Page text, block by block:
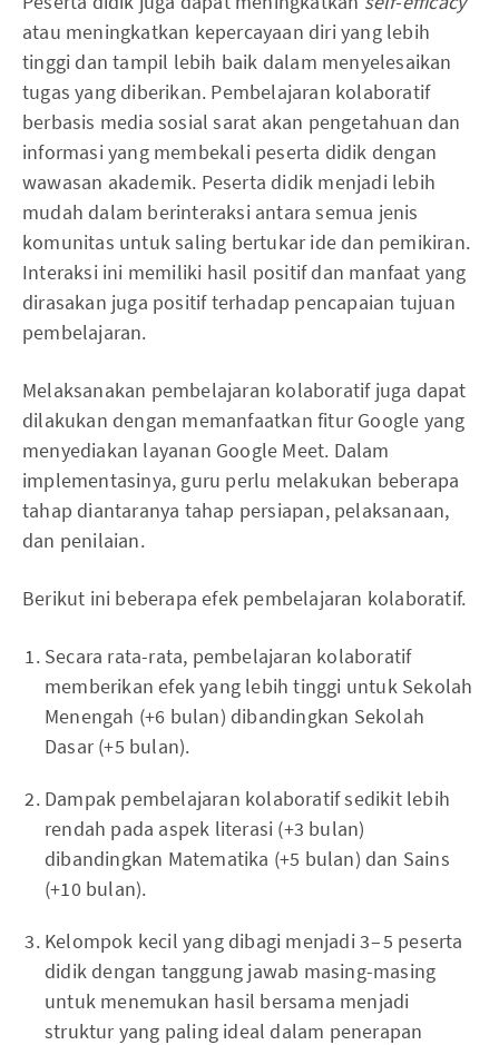
atau meningkatkan kepercayaan diri yang lebih
tinggi dan tampil lebih baik dalam menyelesaikan
tugas yang diberikan. Pembelajaran kolaboratif
berbasis media sosial sarat akan pengetahuan dan
informasi yang membekali peserta didik dengan
wawasan akademik. Peserta didik menjadi lebih
mudah dalam berinteraksi antara semua jenis
komunitas untuk saling bertukar ide dan pemikiran.
Interaksi ini memiliki hasil positif dan manfaat yang
dirasakan juga positif terhadap pencapaian tujuan
pembelajaran.
Melaksanakan pembelajaran kolaboratif juga dapat
dilakukan dengan memanfaatkan fitur Google yang
menyediakan layanan Google Meet. Dalam
implementasinya, guru perlu melakukan beberapa
tahap diantaranya tahap persiapan, pelaksanaan,
dan penilaian.
Berikut ini beberapa efek pembelajaran kolaboratif.
Secara rata-rata, pembelajaran kolaboratif
memberikan efek yang lebih tinggi untuk Sekolah
Menengah (+6 bulan) dibandingkan Sekolah
Dasar (+5 bulan).
Dampak pembelajaran kolaboratif sedikit lebih
rendah pada aspek literasi (+3 bulan)
dibandingkan Matematika (+5 bulan) dan Sains
(+10 bulan).
Kelompok kecil yang dibagi menjadi 3 – 5 peserta
didik dengan tanggung jawab masing-masing
untuk menemukan hasil bersama menjadi
struktur yang paling ideal dalam penerapan